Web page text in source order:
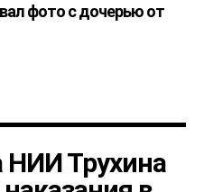
фото с дочерью от
НИИ Трухина